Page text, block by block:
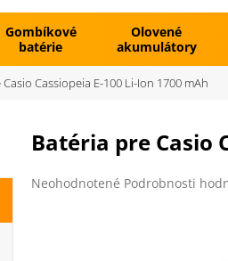
Gombíkové
batérie
Olovené
akumulátory
Cassiopeia E-100 Li-Ion 1700 mAh
Batéria pre Casio
Priemerné
Neohodnotené Podrobnosti